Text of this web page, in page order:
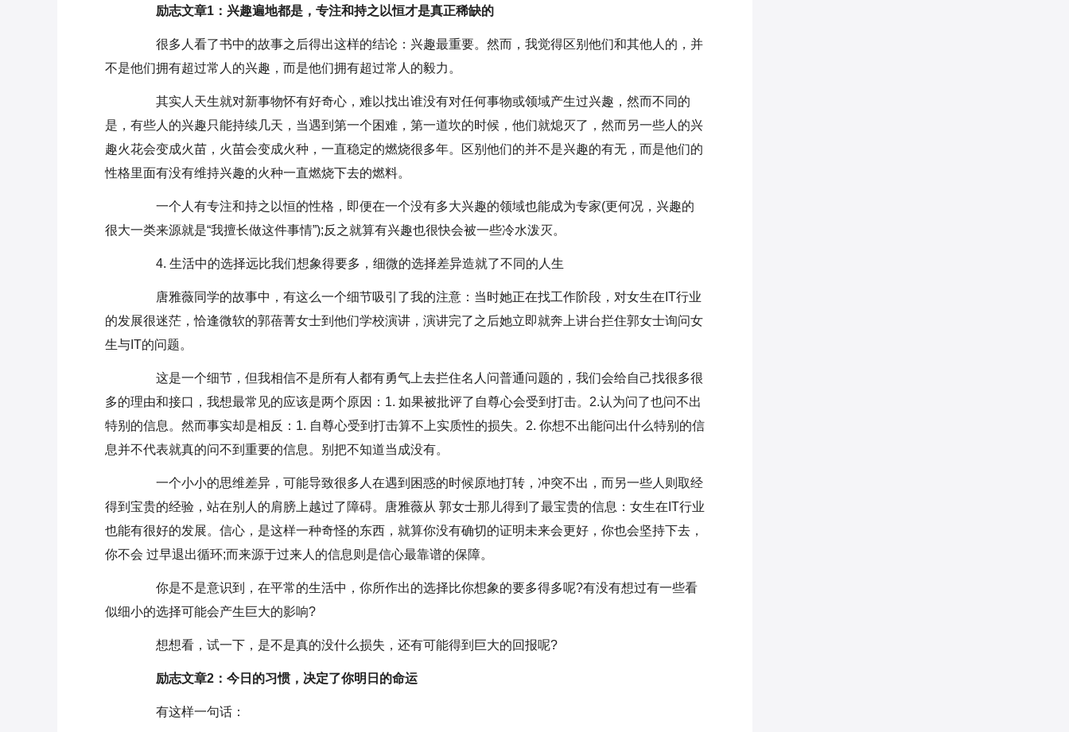
励志文章1：兴趣遍地都是，专注和持之以恒才是真正稀缺的
很多人看了书中的故事之后得出这样的结论：兴趣最重要。然而，我觉得区别他们和其他人的，并
不是他们拥有超过常人的兴趣，而是他们拥有超过常人的毅力。
其实人天生就对新事物怀有好奇心，难以找出谁没有对任何事物或领域产生过兴趣，然而不同的
是，有些人的兴趣只能持续几天，当遇到第一个困难，第一道坎的时候，他们就熄灭了，然而另一些人的兴
趣火花会变成火苗，火苗会变成火种，一直稳定的燃烧很多年。区别他们的并不是兴趣的有无，而是他们的
性格里面有没有维持兴趣的火种一直燃烧下去的燃料。
一个人有专注和持之以恒的性格，即便在一个没有多大兴趣的领域也能成为专家(更何况，兴趣的
很大一类来源就是“我擅长做这件事情”);反之就算有兴趣也很快会被一些冷水泼灭。
4. 生活中的选择远比我们想象得要多，细微的选择差异造就了不同的人生
唐雅薇同学的故事中，有这么一个细节吸引了我的注意：当时她正在找工作阶段，对女生在IT行业
的发展很迷茫，恰逢微软的郭蓓菁女士到他们学校演讲，演讲完了之后她立即就奔上讲台拦住郭女士询问女
生与IT的问题。
这是一个细节，但我相信不是所有人都有勇气上去拦住名人问普通问题的，我们会给自己找很多很
多的理由和接口，我想最常见的应该是两个原因：1. 如果被批评了自尊心会受到打击。2.认为问了也问不出
特别的信息。然而事实却是相反：1. 自尊心受到打击算不上实质性的损失。2. 你想不出能问出什么特别的信
息并不代表就真的问不到重要的信息。别把不知道当成没有。
一个小小的思维差异，可能导致很多人在遇到困惑的时候原地打转，冲突不出，而另一些人则取经
得到宝贵的经验，站在别人的肩膀上越过了障碍。唐雅薇从 郭女士那儿得到了最宝贵的信息：女生在IT行业
也能有很好的发展。信心，是这样一种奇怪的东西，就算你没有确切的证明未来会更好，你也会坚持下去，
你不会 过早退出循环;而来源于过来人的信息则是信心最靠谱的保障。
你是不是意识到，在平常的生活中，你所作出的选择比你想象的要多得多呢?有没有想过有一些看
似细小的选择可能会产生巨大的影响?
想想看，试一下，是不是真的没什么损失，还有可能得到巨大的回报呢?
励志文章2：今日的习惯，决定了你明日的命运
有这样一句话：